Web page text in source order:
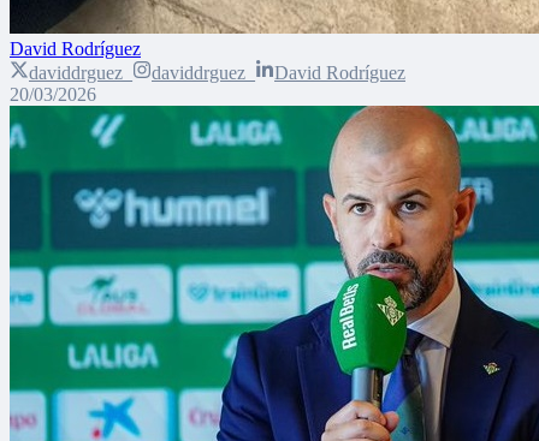
David Rodríguez
daviddrguez_
daviddrguez_
David Rodríguez
20/03/2026